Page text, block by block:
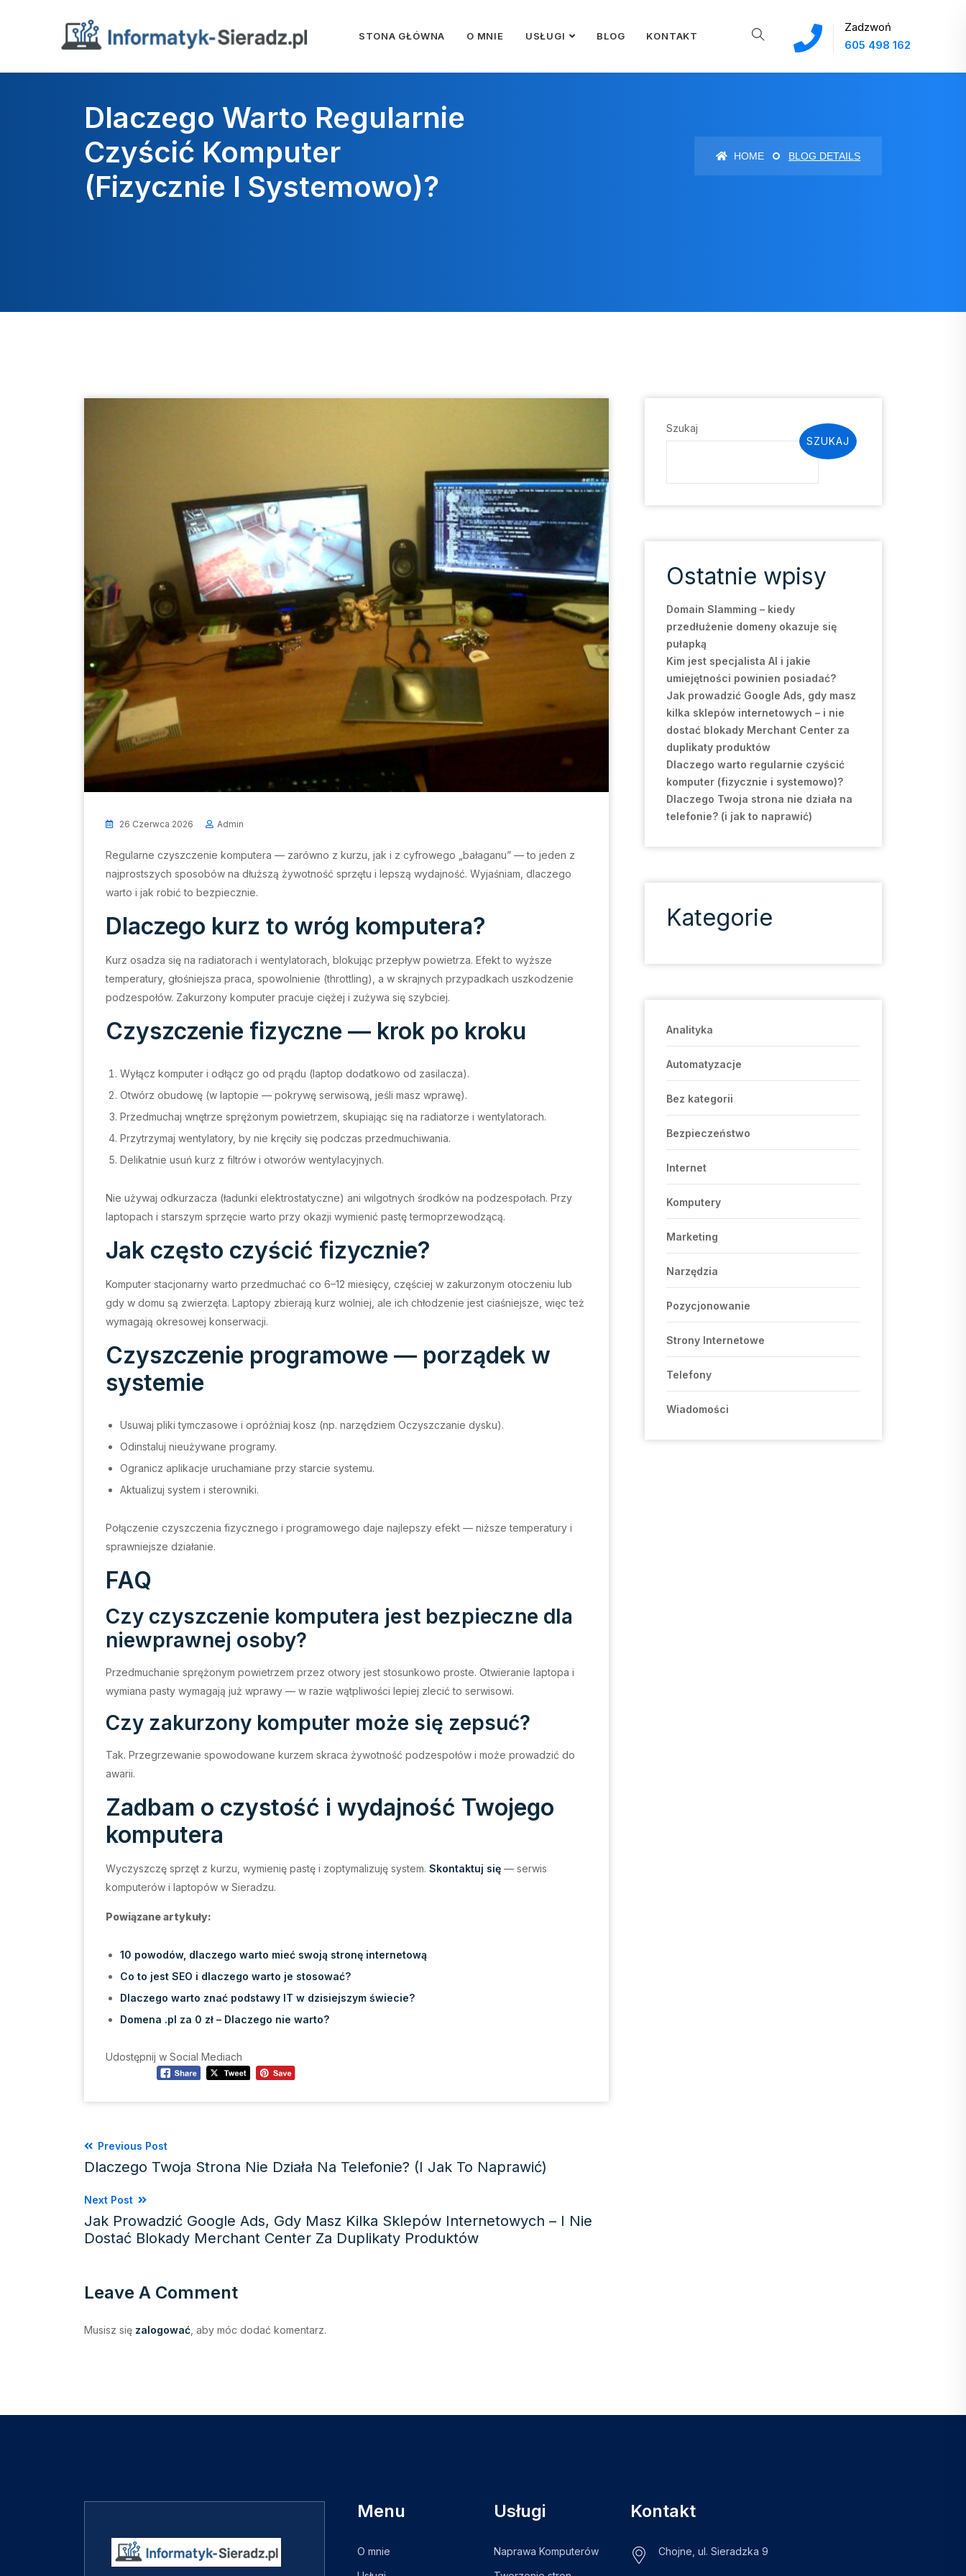
Zadzwoń
605 498 162
STONA GŁÓWNA O MNIE USŁUGI BLOG KONTAKT
Dlaczego Warto Regularnie
Czyścić Komputer
(fizycznie I Systemowo)?
HOME BLOG DETAILS
26 Czerwca 2026 Admin
Regularne czyszczenie komputera — zarówno z kurzu, jak i z cyfrowego „bałaganu” — to jeden z
najprostszych sposobów na dłuższą żywotność sprzętu i lepszą wydajność. Wyjaśniam, dlaczego
warto i jak robić to bezpiecznie.
Dlaczego kurz to wróg komputera?
Kurz osadza się na radiatorach i wentylatorach, blokując przepływ powietrza. Efekt to wyższe
temperatury, głośniejsza praca, spowolnienie (throttling), a w skrajnych przypadkach uszkodzenie
podzespołów. Zakurzony komputer pracuje ciężej i zużywa się szybciej.
Czyszczenie fizyczne — krok po kroku
Wyłącz komputer i odłącz go od prądu (laptop dodatkowo od zasilacza).
Otwórz obudowę (w laptopie — pokrywę serwisową, jeśli masz wprawę).
Przedmuchaj wnętrze sprężonym powietrzem, skupiając się na radiatorze i wentylatorach.
Przytrzymaj wentylatory, by nie kręciły się podczas przedmuchiwania.
Delikatnie usuń kurz z filtrów i otworów wentylacyjnych.
Nie używaj odkurzacza (ładunki elektrostatyczne) ani wilgotnych środków na podzespołach. Przy
laptopach i starszym sprzęcie warto przy okazji wymienić pastę termoprzewodzącą.
Jak często czyścić fizycznie?
Komputer stacjonarny warto przedmuchać co 6–12 miesięcy, częściej w zakurzonym otoczeniu lub
gdy w domu są zwierzęta. Laptopy zbierają kurz wolniej, ale ich chłodzenie jest ciaśniejsze, więc też
wymagają okresowej konserwacji.
Czyszczenie programowe — porządek w
systemie
Usuwaj pliki tymczasowe i opróżniaj kosz (np. narzędziem Oczyszczanie dysku).
Odinstaluj nieużywane programy.
Ogranicz aplikacje uruchamiane przy starcie systemu.
Aktualizuj system i sterowniki.
Połączenie czyszczenia fizycznego i programowego daje najlepszy efekt — niższe temperatury i
sprawniejsze działanie.
FAQ
Czy czyszczenie komputera jest bezpieczne dla
niewprawnej osoby?
Przedmuchanie sprężonym powietrzem przez otwory jest stosunkowo proste. Otwieranie laptopa i
wymiana pasty wymagają już wprawy — w razie wątpliwości lepiej zlecić to serwisowi.
Czy zakurzony komputer może się zepsuć?
Tak. Przegrzewanie spowodowane kurzem skraca żywotność podzespołów i może prowadzić do
awarii.
Zadbam o czystość i wydajność Twojego
komputera
Wyczyszczę sprzęt z kurzu, wymienię pastę i zoptymalizuję system. Skontaktuj się — serwis
komputerów i laptopów w Sieradzu.
Powiązane artykuły:
10 powodów, dlaczego warto mieć swoją stronę internetową
Co to jest SEO i dlaczego warto je stosować?
Dlaczego warto znać podstawy IT w dzisiejszym świecie?
Domena .pl za 0 zł – Dlaczego nie warto?
Udostępnij w Social Mediach
Previous Post
Dlaczego Twoja Strona Nie Działa Na Telefonie? (i Jak To Naprawić)
Next Post
Jak Prowadzić Google Ads, Gdy Masz Kilka Sklepów Internetowych – I Nie
Dostać Blokady Merchant Center Za Duplikaty Produktów
Leave A Comment
Musisz się zalogować , aby móc dodać komentarz.
Szukaj
SZUKAJ
Ostatnie wpisy
Domain Slamming – kiedy
przedłużenie domeny okazuje się
pułapką
Kim jest specjalista AI i jakie
umiejętności powinien posiadać?
Jak prowadzić Google Ads, gdy masz
kilka sklepów internetowych – i nie
dostać blokady Merchant Center za
duplikaty produktów
Dlaczego warto regularnie czyścić
komputer (fizycznie i systemowo)?
Dlaczego Twoja strona nie działa na
telefonie? (i jak to naprawić)
Kategorie
Analityka
Automatyzacje
Bez kategorii
Bezpieczeństwo
Internet
Komputery
Marketing
Narzędzia
Pozycjonowanie
Strony Internetowe
Telefony
Wiadomości
Menu
O mnie
Usługi
Naprawa Komputerów
Kontakt
Chojne, ul. Sieradzka 9